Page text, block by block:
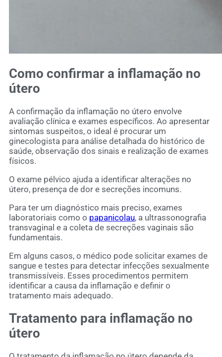
Como confirmar a inflamação no
útero
A confirmação da inflamação no útero envolve
avaliação clínica e exames específicos. Ao apresentar
sintomas suspeitos, o ideal é procurar um
ginecologista para análise detalhada do histórico de
saúde, observação dos sinais e realização de exames
físicos.
O exame pélvico ajuda a identificar alterações no
útero, presença de dor e secreções incomuns.
Para ter um diagnóstico mais preciso, exames
laboratoriais como o papanicolau, a ultrassonografia
transvaginal e a coleta de secreções vaginais são
fundamentais.
Em alguns casos, o médico pode solicitar exames de
sangue e testes para detectar infecções sexualmente
transmissíveis. Esses procedimentos permitem
identificar a causa da inflamação e definir o
tratamento mais adequado.
Tratamento para inflamação no
útero